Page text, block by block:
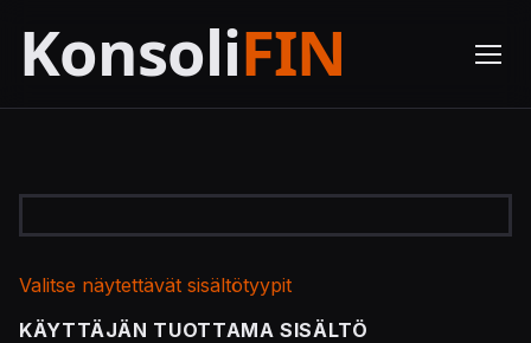
Valitse näytettävät sisältötyypit
KÄYTTÄJÄN TUOTTAMA SISÄLTÖ